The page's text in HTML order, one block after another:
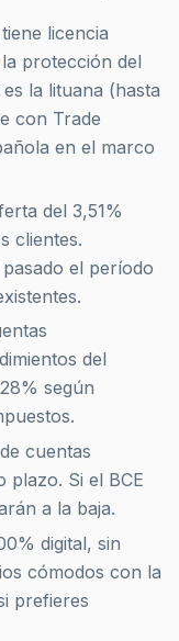
licencia
protección del
la lituana (hasta
con Trade
en el marco
del 3,51%
clientes.
el período
del
según
cuentas
plazo. Si el BCE
a la baja.
digital, sin
cómodos con la
prefieres